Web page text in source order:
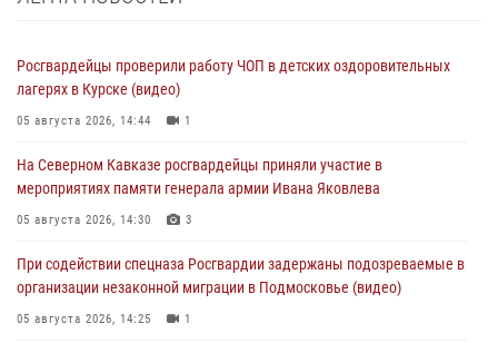
Росгвардейцы проверили работу ЧОП в детских оздоровительных
лагерях в Курске (видео)
05 августа 2026, 14:44 1
На Северном Кавказе росгвардейцы приняли участие в
мероприятиях памяти генерала армии Ивана Яковлева
05 августа 2026, 14:30 3
При содействии спецназа Росгвардии задержаны подозреваемые в
организации незаконной миграции в Подмосковье (видео)
05 августа 2026, 14:25 1